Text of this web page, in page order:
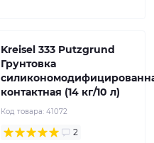
Kreisel 333 Putzgrund
Грунтовка
контактная (14 кг/10 л)
Код товара: 41072
2